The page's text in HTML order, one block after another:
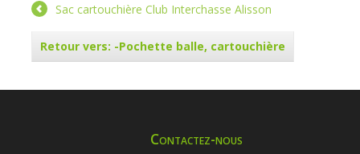
Sac cartouchière Club Interchasse Alisson
Retour vers: -Pochette balle, cartouchière
Contactez-nous